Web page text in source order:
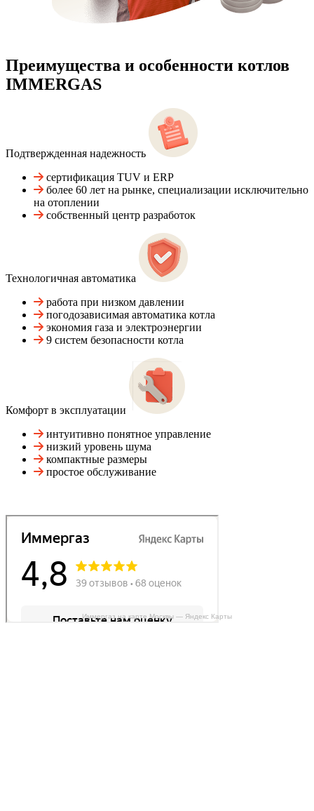
Преимущества и особенности котлов
IMMERGAS
Подтвержденная надежность
сертификация TUV и ERP
более 60 лет на рынке, специализации исключительно
на отоплении
собственный центр разработок
Технологичная автоматика
работа при низком давлении
погодозависимая автоматика котла
экономия газа и электроэнергии
9 систем безопасности котла
Комфорт в эксплуатации
интуитивно понятное управление
низкий уровень шума
компактные размеры
простое обслуживание
Иммергаз на карте Москвы — Яндекс Карты